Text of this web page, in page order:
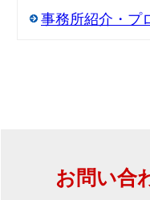
事務所紹介・プ
お問い合